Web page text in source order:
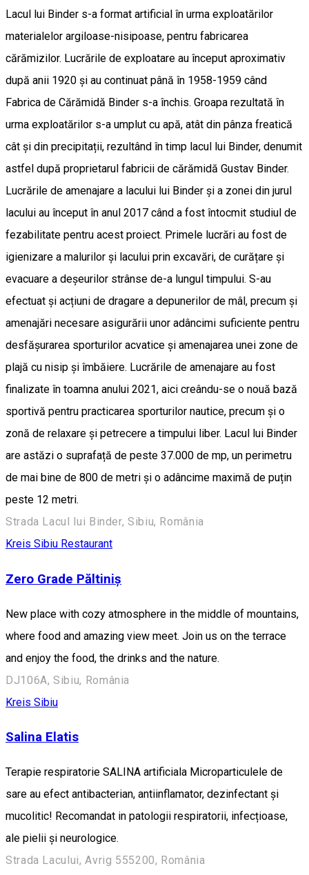
Lacul lui Binder s-a format artificial în urma exploatărilor
materialelor argiloase-nisipoase, pentru fabricarea
cărămizilor. Lucrările de exploatare au început aproximativ
după anii 1920 și au continuat până în 1958-1959 când
Fabrica de Cărămidă Binder s-a închis. Groapa rezultată în
urma exploatărilor s-a umplut cu apă, atât din pânza freatică
cât și din precipitații, rezultând în timp lacul lui Binder, denumit
astfel după proprietarul fabricii de cărămidă Gustav Binder.
Lucrările de amenajare a lacului lui Binder și a zonei din jurul
lacului au început în anul 2017 când a fost întocmit studiul de
fezabilitate pentru acest proiect. Primele lucrări au fost de
igienizare a malurilor și lacului prin excavări, de curățare și
evacuare a deșeurilor strânse de-a lungul timpului. S-au
efectuat și acțiuni de dragare a depunerilor de mâl, precum și
amenajări necesare asigurării unor adâncimi suficiente pentru
desfășurarea sporturilor acvatice și amenajarea unei zone de
plajă cu nisip și îmbăiere. Lucrările de amenajare au fost
finalizate în toamna anului 2021, aici creându-se o nouă bază
sportivă pentru practicarea sporturilor nautice, precum și o
zonă de relaxare și petrecere a timpului liber. Lacul lui Binder
are astăzi o suprafață de peste 37.000 de mp, un perimetru
de mai bine de 800 de metri și o adâncime maximă de puțin
peste 12 metri.
Strada Lacul lui Binder, Sibiu, România
Kreis Sibiu Restaurant
Zero Grade Păltiniș
New place with cozy atmosphere in the middle of mountains,
where food and amazing view meet. Join us on the terrace
and enjoy the food, the drinks and the nature.
DJ106A, Sibiu, România
Kreis Sibiu
Salina Elatis
Terapie respiratorie SALINA artificiala Microparticulele de
sare au efect antibacterian, antiinflamator, dezinfectant și
mucolitic! Recomandat in patologii respiratorii, infecțioase,
ale pielii și neurologice.
Strada Lacului, Avrig 555200, România